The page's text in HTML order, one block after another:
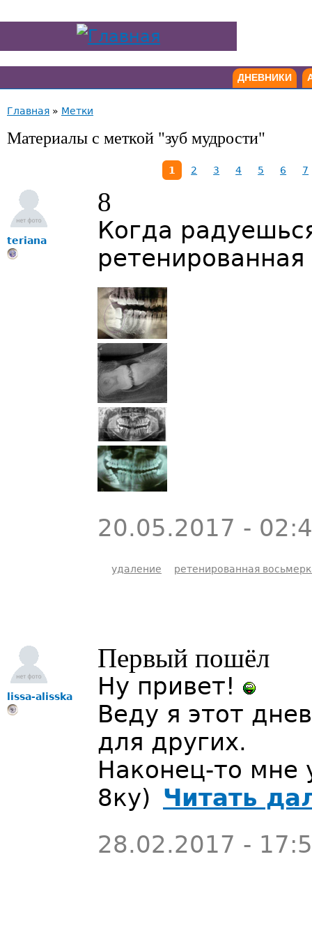
ДНЕВНИКИ
Главная » Метки
Материалы с меткой "зуб мудрости"
1 2 3 4 5 6 7
teriana
8
Когда
20.05.2017 -
удаление ретенированная
lissa-alisska
Первый пошёл
Ну привет!
Веду я этот
для других.
Наконец-то мне
8ку) Читать
28.02.2017 -